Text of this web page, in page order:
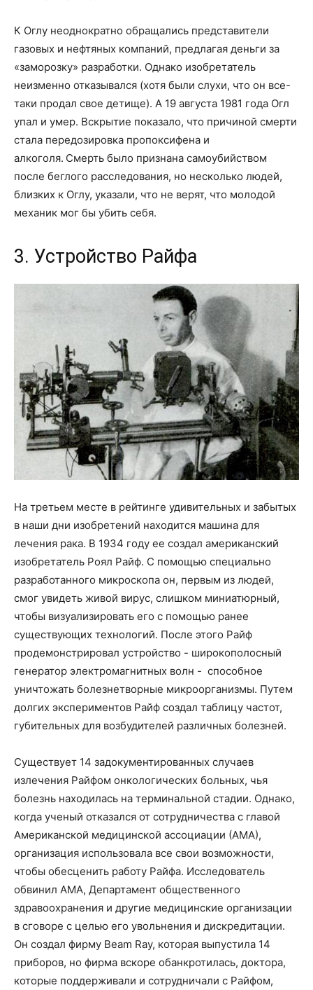
К Оглу неоднократно обращались представители
газовых и нефтяных компаний, предлагая деньги за
«заморозку» разработки. Однако изобретатель
неизменно отказывался (хотя были слухи, что он все-
таки продал свое детище). А 19 августа 1981 года Огл
упал и умер. Вскрытие показало, что причиной смерти
стала передозировка пропоксифена и
алкоголя. Смерть было признана самоубийством
после беглого расследования, но несколько людей,
близких к Оглу, указали, что не верят, что молодой
механик мог бы убить себя.
3. Устройство Райфа
На третьем месте в рейтинге удивительных и забытых
в наши дни изобретений находится машина для
лечения рака. В 1934 году ее создал американский
изобретатель Роял Райф. С помощью специально
разработанного микроскопа он, первым из людей,
смог увидеть живой вирус, слишком миниатюрный,
чтобы визуализировать его с помощью ранее
существующих технологий. После этого Райф
продемонстрировал устройство - широкополосный
генератор электромагнитных волн - способное
уничтожать болезнетворные микроорганизмы. Путем
долгих экспериментов Райф создал таблицу частот,
губительных для возбудителей различных болезней.
Существует 14 задокументированных случаев
излечения Райфом онкологических больных, чья
болезнь находилась на терминальной стадии. Однако,
когда ученый отказался от сотрудничества с главой
Американской медицинской ассоциации (АМА),
организация использовала все свои возможности,
чтобы обесценить работу Райфа. Исследователь
обвинил АМА, Департамент общественного
здравоохранения и другие медицинские организации
в сговоре с целью его увольнения и дискредитации.
Он создал фирму Beam Ray, которая выпустила 14
приборов, но фирма вскоре обанкротилась, доктора,
которые поддерживали и сотрудничали с Райфом,